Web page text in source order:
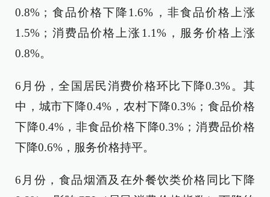
0.8%；食品价格下降1.6%，非食品价格上涨
1.5%；消费品价格上涨1.1%，服务价格上涨
0.8%。
6月份，全国居民消费价格环比下降0.3%。其
中，城市下降0.4%，农村下降0.3%；食品价格
下降0.4%，非食品价格下降0.3%；消费品价格
下降0.6%，服务价格持平。
6月份，食品烟酒及在外餐饮类价格同比下降